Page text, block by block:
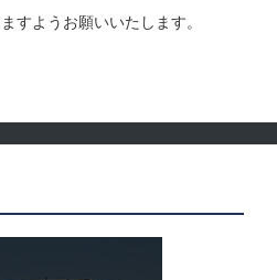
すようお願いいたします。